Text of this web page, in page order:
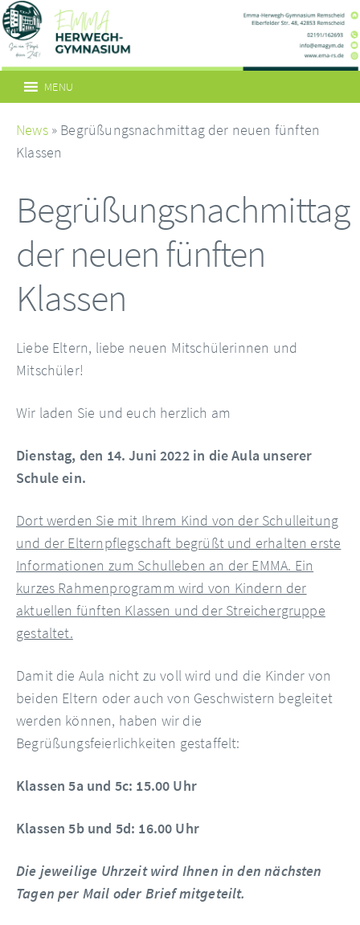
MENU
News» Begrüßungsnachmittag der neuen fünften
Klassen
Begrüßungsnachmittag
der neuen fünften
Klassen
Liebe Eltern, liebe neuen Mitschülerinnen und
Mitschüler!
Wir laden Sie und euch herzlich am
Dienstag, den 14. Juni 2022 in die Aula unserer
Schule ein.
Dort werden Sie mit Ihrem Kind von der Schulleitung
und der Elternpflegschaft begrüßt und erhalten erste
Informationen zum Schulleben an der EMMA. Ein
kurzes Rahmenprogramm wird von Kindern der
aktuellen fünften Klassen und der Streichergruppe
gestaltet.
Damit die Aula nicht zu voll wird und die Kinder von
beiden Eltern oder auch von Geschwistern begleitet
werden können, haben wir die
Begrüßungsfeierlichkeiten gestaffelt:
Klassen 5a und 5c: 15.00 Uhr
Klassen 5b und 5d: 16.00 Uhr
Die jeweilige Uhrzeit wird Ihnen in den nächsten
Tagen per Mail oder Brief mitgeteilt.